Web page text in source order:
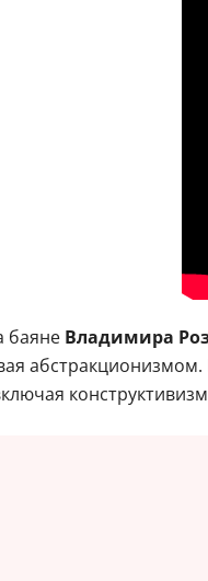
баяне Владимира
конструктивизм